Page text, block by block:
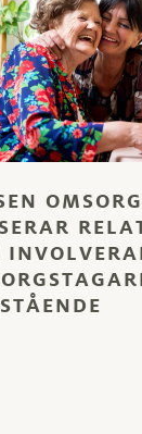
OMSORG